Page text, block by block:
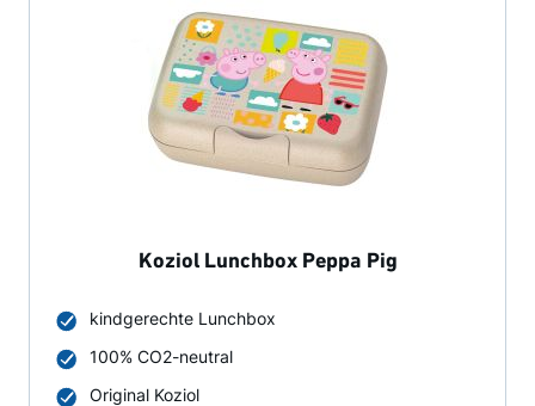
Koziol Lunchbox Peppa Pig
kindgerechte Lunchbox
100% CO2-neutral
Original Koziol